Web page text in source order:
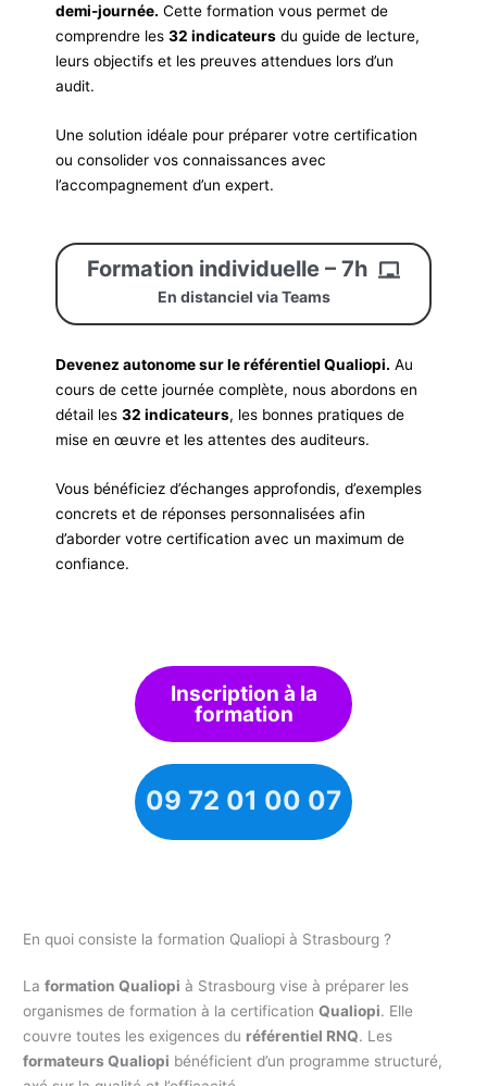
demi-journée. Cette formation vous permet de
comprendre les32 indicateurs du guide de lecture,
leurs objectifs et les preuves attendues lors d’un
audit.
Une solution idéale pour préparer votre certification
ou consolider vos connaissances avec
l’accompagnement d’un expert.
Formation individuelle – 7h
En distanciel via Teams
Devenez autonome sur le référentiel Qualiopi. Au
cours de cette journée complète, nous abordons en
détail les32 indicateurs, les bonnes pratiques de
mise en œuvre et les attentes des auditeurs.
Vous bénéficiez d’échanges approfondis, d’exemples
concrets et de réponses personnalisées afin
d’aborder votre certification avec un maximum de
confiance.
Inscription à la
formation
09 72 01 00 07
En quoi consiste la formation Qualiopi à Strasbourg ?
Laformation Qualiopi à Strasbourg vise à préparer les
organismes de formation à la certificationQualiopi. Elle
couvre toutes les exigences du référentiel RNQ. Les
formateurs Qualiopi bénéficient d’un programme structuré,